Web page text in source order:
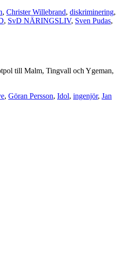
, Christer Willebrand, diskriminering,
, SvD NÄRINGSLIV, Sven Pudas,
till Malm, Tingvall och Ygeman,
, Göran Persson, Idol, ingenjör, Jan